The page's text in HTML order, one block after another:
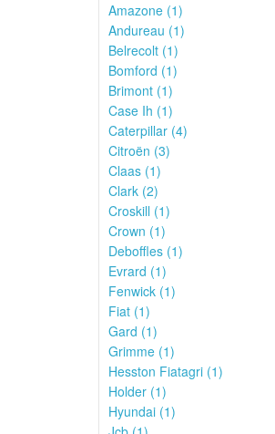
Amazone (1)
Andureau (1)
Belrecolt (1)
Bomford (1)
Brimont (1)
Case Ih (1)
Caterpillar (4)
Citroën (3)
Claas (1)
Clark (2)
Croskill (1)
Crown (1)
Deboffles (1)
Evrard (1)
Fenwick (1)
Fiat (1)
Gard (1)
Grimme (1)
Hesston Fiatagri (1)
Holder (1)
Hyundai (1)